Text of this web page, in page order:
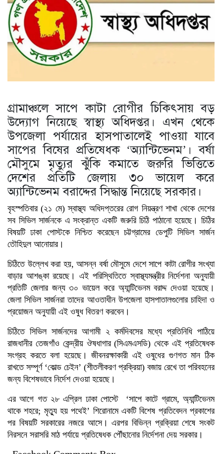
গ্রামাঞ্চলে সাপে কাটা রোগীর চিকিৎসায় বড়
উদ্যোগ নিয়েছে স্বাস্থ্য অধিদপ্তর। এখন থেকে
উপজেলা পর্যায়ের হাসপাতালেই পাওয়া যাবে
সাপের বিষের প্রতিষেধক ‘অ্যান্টিভেনম’। বর্ষা
মৌসুমে মৃত্যুর ঝুঁকি কমাতে জরুরি ভিত্তিতে
দেশের প্রতিটি জেলায় ৩০ ভায়েল করে
অ্যান্টিভেনম বরাদ্দের সিদ্ধান্ত নিয়েছে সরকার।
বৃহস্পতিবার (২১ মে) স্বাস্থ্য অধিদপ্তরের রোগ নিয়ন্ত্রণ শাখা থেকে দেশের
সব সিভিল সার্জনকে এ সংক্রান্ত একটি জরুরি চিঠি পাঠানো হয়েছে। চিঠির
বিষয়টি ঢাকা পোস্টকে নিশ্চিত করেছেন চট্টগ্রামের ডেপুটি সিভিল সার্জন
তৌহিদুল আনোয়ার।
চিঠিতে উল্লেখ করা হয়, আসন্ন বর্ষা মৌসুমে দেশে সাপে কাটা রোগীর সংখ্যা
বাড়ার আশঙ্কা রয়েছে। এই পরিস্থিতিতে স্বাস্থ্যমন্ত্রীর নির্দেশনা অনুযায়ী
প্রতিটি জেলার জন্য ৩০ ভায়েল করে অ্যান্টিভেনম বরাদ্দ দেওয়া হয়েছে।
জেলা সিভিল সার্জনরা তাদের আওতাধীন উপজেলা হাসপাতালগুলোর চাহিদা ও
প্রয়োজন অনুযায়ী এই ওষুধ বিতরণ করবেন।
চিঠিতে সিভিল সার্জনদের আগামী ২ কর্মদিবসের মধ্যে প্রতিনিধি পাঠিয়ে
রাজধানীর তেজগাঁও কেন্দ্রীয় ঔষধাগার (সিএমএসডি) থেকে এই প্রতিষেধক
সংগ্রহ করতে বলা হয়েছে। জীবনরক্ষাকারী এই ওষুধের গুণগত মান ঠিক
রাখতে সম্পূর্ণ ‘কোল্ড চেইন’ (শীতলীকরণ প্রক্রিয়া) বজায় রেখে তা পরিবহনের
জন্য বিশেষভাবে নির্দেশ দেওয়া হয়েছে।
এর আগে গত ২৮ এপ্রিল ঢাকা পোস্টে ‘সাপে কাটে গ্রামে, অ্যান্টিভেনম
থাকে শহরে; মৃত্যু হয় পথেই’ শিরোনামে একটি বিশেষ প্রতিবেদন প্রকাশের
পর বিষয়টি সরকারের নজরে আসে। এরপর বিভিন্ন প্রক্রিয়া শেষে সংকট
নিরসনে সরাসরি মাঠ পর্যায়ে প্রতিষেধক পৌঁছানোর নির্দেশনা দেয় সরকার।